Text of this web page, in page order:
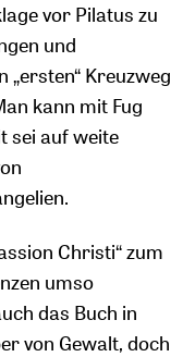
vor Pilatus zu
und
Kreuzweg
kann mit Fug
sei auf weite
Christi“ zum
umso
das Buch in
von Gewalt, doch